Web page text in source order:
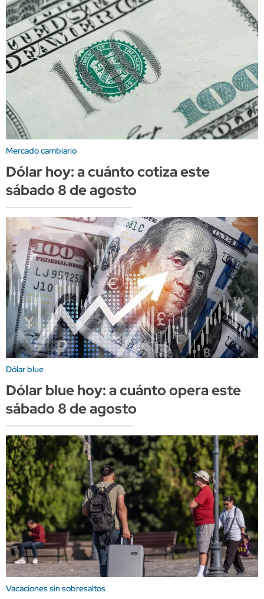
Mercado cambiario
Dólar hoy: a cuánto cotiza este
sábado 8 de agosto
Dólar blue
Dólar blue hoy: a cuánto opera este
sábado 8 de agosto
Vacaciones sin sobresaltos